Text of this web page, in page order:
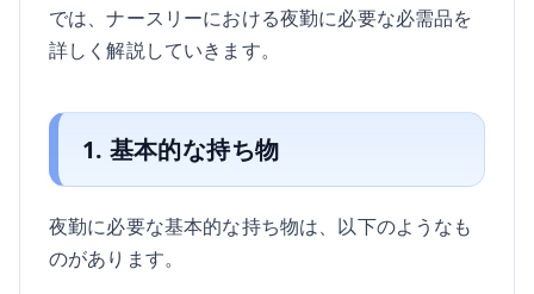
では、ナースリーにおける夜勤に必要な必需品を
詳しく解説していきます。
1. 基本的な持ち物
夜勤に必要な基本的な持ち物は、以下のようなも
のがあります。